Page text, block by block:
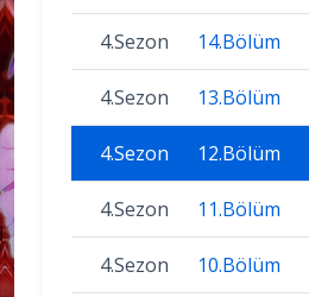
4.Sezon 14.Bölüm
4.Sezon 13.Bölüm
4.Sezon 12.Bölüm
4.Sezon 11.Bölüm
4.Sezon 10.Bölüm